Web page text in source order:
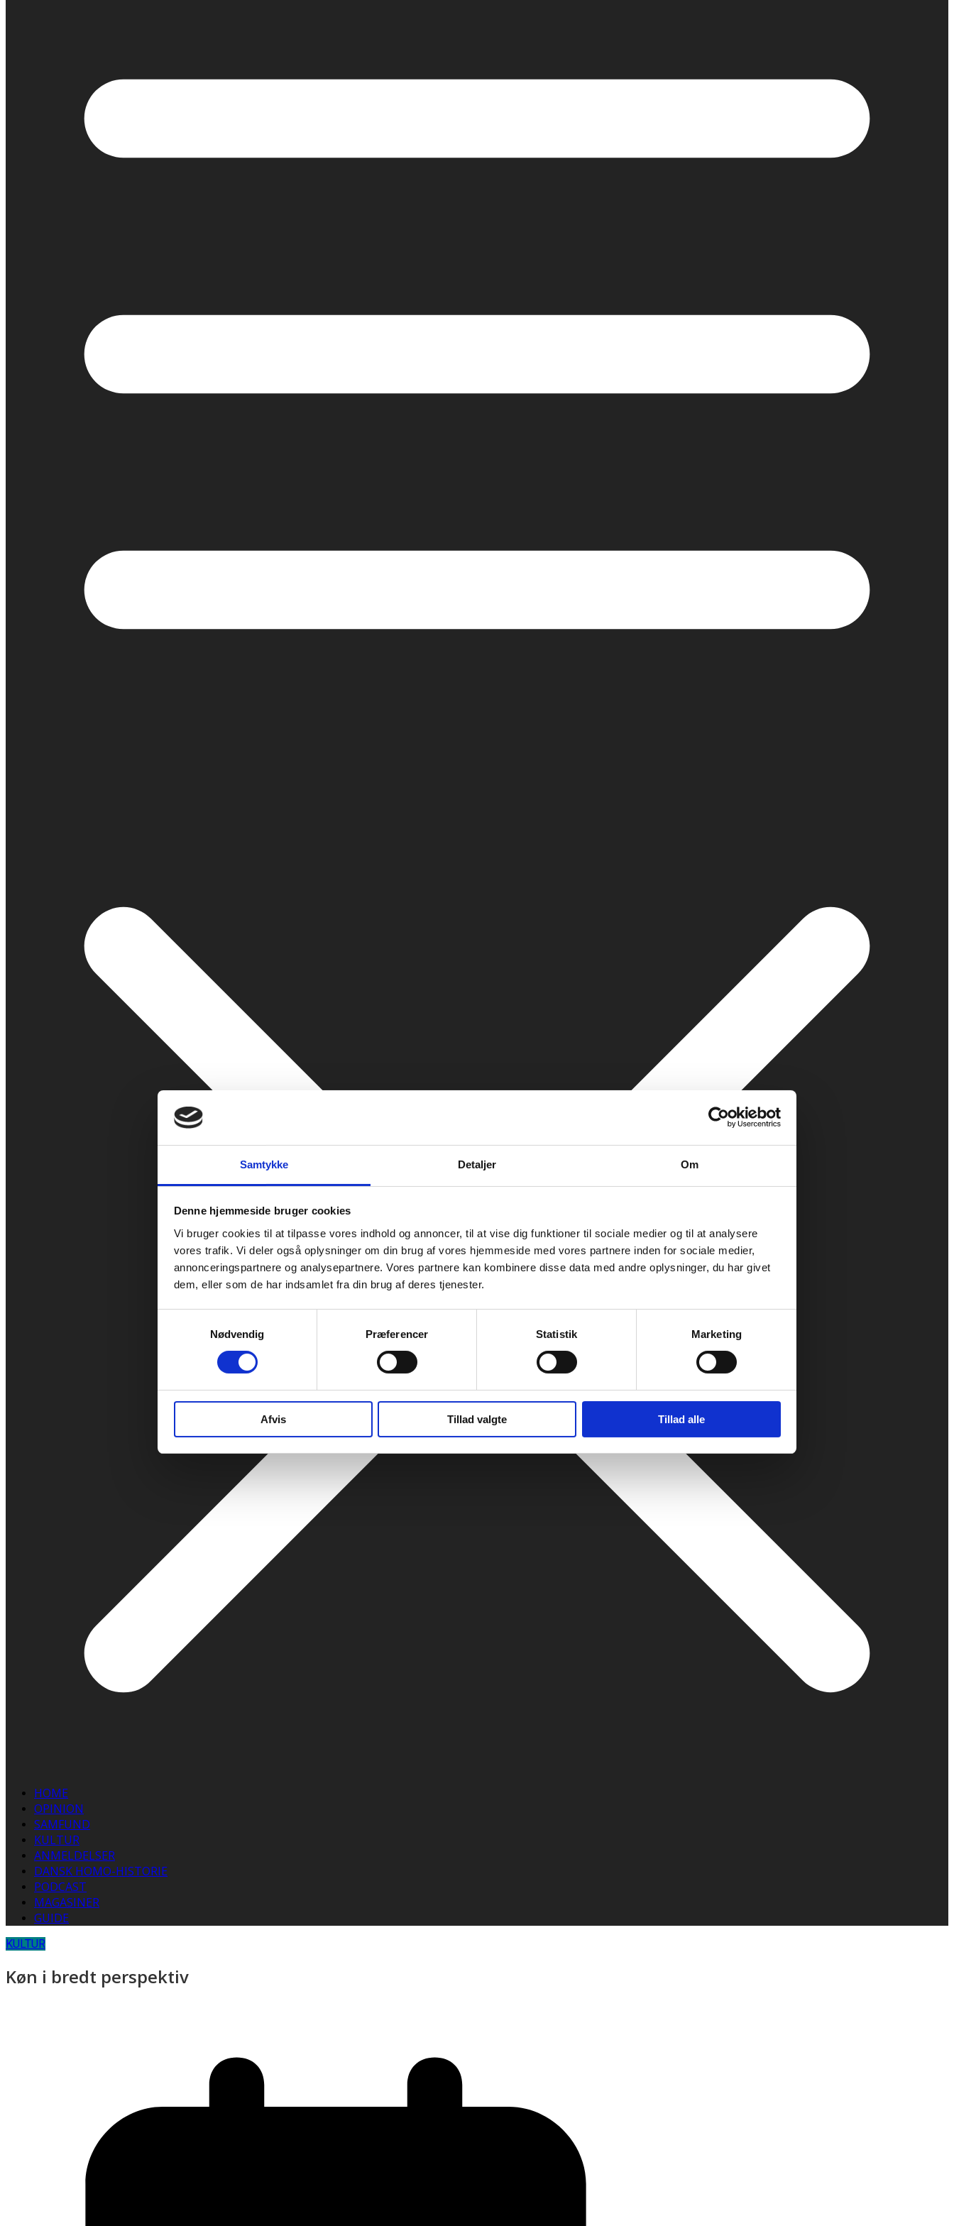
Samtykke Detaljer Om
Denne hjemmeside bruger cookies
Vi bruger cookies til at tilpasse vores indhold og annoncer, til at vise dig funktioner til sociale medier og til at analysere
vores trafik. Vi deler også oplysninger om din brug af vores hjemmeside med vores partnere inden for sociale medier,
annonceringspartnere og analysepartnere. Vores partnere kan kombinere disse data med andre oplysninger, du har givet
dem, eller som de har indsamlet fra din brug af deres tjenester.
Nødvendig
Præferencer Statistik Marketing
Afvis Tillad valgte Tillad alle
HOME
OPINION
SAMFUND
KULTUR
ANMELDELSER
DANSK HOMO-HISTORIE
PODCAST
MAGASINER
GUIDE
KULTUR
Køn i bredt perspektiv